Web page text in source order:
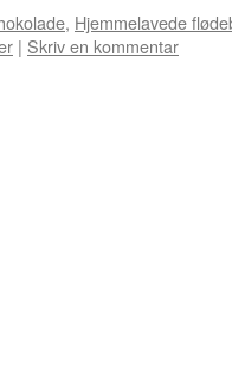
, Hjemmelavede
| Skriv en kommentar